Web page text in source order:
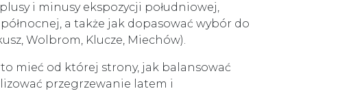
i minusy ekspozycji południowej,
a także jak dopasować wybór do
Wolbrom, Klucze, Miechów).
mieć od której strony, jak balansować
przegrzewanie latem i